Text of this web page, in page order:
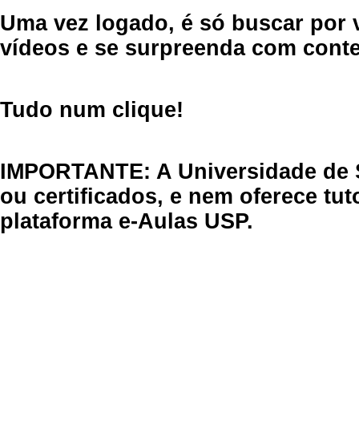
Uma vez logado, é só buscar por
vídeos e se surpreenda com
Tudo num clique!
IMPORTANTE: A Universidade
ou certificados, e nem oferece
plataforma e-Aulas USP.